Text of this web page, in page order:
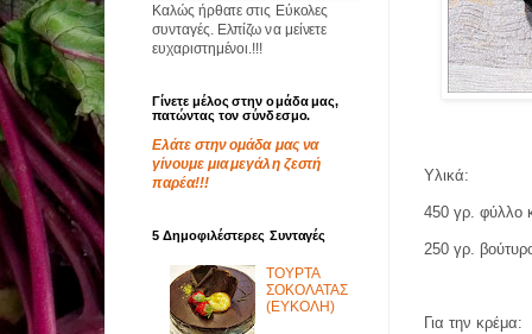
Υλικά:
450 γρ. φύλλο
250 γρ.
Για την κρέμα:
Καλώς ήρθατε στις Εύκολες
συνταγές. Ελπίζω να μείνετε
ευχαριστημένοι.!!!
Γίνετε μέλος στην ομάδα μας,
πατώντας τον σύνδεσμο.
Ελάτε στην ομάδα μας να
γίνουμε μια μεγάλη ζεστή
παρέα!!!
5 Δημοφιλέστερες Συνταγές
ΤΟΥΡΤΑ
ΣΟΚΟΛΑΤΑΣ
(ΕΥΚΟΛΗ)